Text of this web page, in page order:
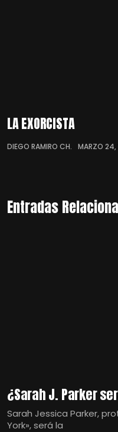
LA EXORCISTA
DIEGO RAMIRO CH. MARZO
Entradas
¿Sarah J. Parker
Sarah Jessica Parker,
York», será la